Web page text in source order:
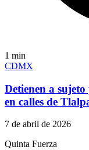
1 min
CDMX
Detienen a
en calles de
7 de abril de 2026
Quinta Fuerza